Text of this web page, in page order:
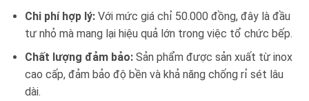
Chi phí hợp lý:Với mức giá chỉ 50.000 đồng, đây là đầu
tư nhỏ mà mang lại hiệu quả lớn trong việc tổ chức bếp.
Chất lượng đảm bảo:Sản phẩm được sản xuất từ inox
cao cấp, đảm bảo độ bền và khả năng chống rỉ sét lâu
dài.